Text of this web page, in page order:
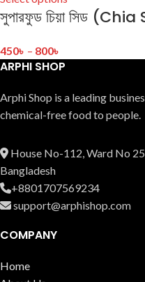
সুপারফুড চিয়া সিড
450৳ – 800৳
ARPHI SHOP
Arphi Shop is a leading
chemical-free food to people.
House No-112, Ward No
Bangladesh
+8801707569234
support@arphishop.com
COMPANY
Home